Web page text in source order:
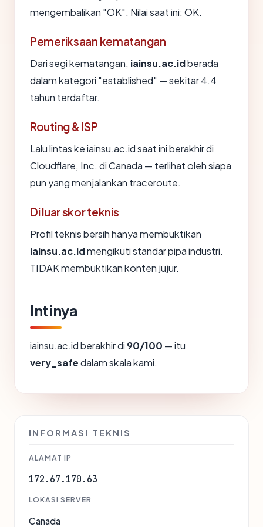
mengembalikan "OK". Nilai saat ini: OK.
Pemeriksaan kematangan
Dari segi kematangan, iainsu.ac.idberada
dalam kategori "established" — sekitar 4.4
tahun terdaftar.
Routing & ISP
Lalu lintas ke iainsu.ac.id saat ini berakhir di
Cloudflare, Inc. di Canada — terlihat oleh siapa
pun yang menjalankan traceroute.
Di luar skor teknis
Profil teknis bersih hanya membuktikan
iainsu.ac.idmengikuti standar pipa industri.
TIDAK membuktikan konten jujur.
Intinya
iainsu.ac.id berakhir di 90/100 — itu
very_safedalam skala kami.
INFORMASI TEKNIS
ALAMAT IP
172.67.170.63
LOKASI SERVER
Canada